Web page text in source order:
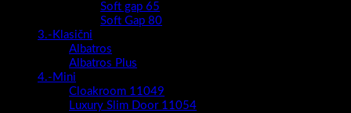
Soft gap 65
Soft Gap 80
3.-Klasični
Albatros
Albatros Plus
4.-Mini
Cloakroom 11049
Luxury Slim Door 11054